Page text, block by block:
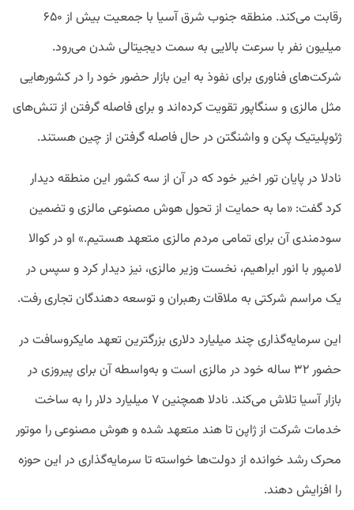
رقابت می‌کند. منطقه جنوب شرق آسیا با جمعیت بیش از ۶۵۰
میلیون نفر با سرعت بالایی به سمت دیجیتالی شدن می‌رود.
شرکت‌های فناوری برای نفوذ به این بازار حضور خود را در کشور‌هایی
مثل مالزی و سنگاپور تقویت کرده‌اند و برای فاصله گرفتن از تنش‌های
ژئوپلیتیک پکن و واشنگتن در حال فاصله گرفتن از چین هستند.
نادلا در پایان تور اخیر خود که در آن از سه کشور این منطقه دیدار
کرد گفت: «ما به حمایت از تحول هوش مصنوعی مالزی و تضمین
سودمندی آن برای تمامی مردم مالزی متعهد هستیم.» او در کوالا
لامپور با انور ابراهیم، نخست وزیر مالزی، نیز دیدار کرد و سپس در
یک مراسم شرکتی به ملاقات رهبران و توسعه دهندگان تجاری رفت.
این سرمایه‌گذاری چند میلیارد دلاری بزرگترین تعهد مایکروسافت در
حضور ۳۲ ساله خود در مالزی است و به‌واسطه آن برای پیروزی در
بازار آسیا تلاش می‌کند. نادلا همچنین ۷ میلیارد دلار را به ساخت
خدمات شرکت از ژاپن تا هند متعهد شده و هوش مصنوعی را موتور
محرک رشد خوانده از دولت‌ها خواسته تا سرمایه‌گذاری در این حوزه
را افزایش دهند.